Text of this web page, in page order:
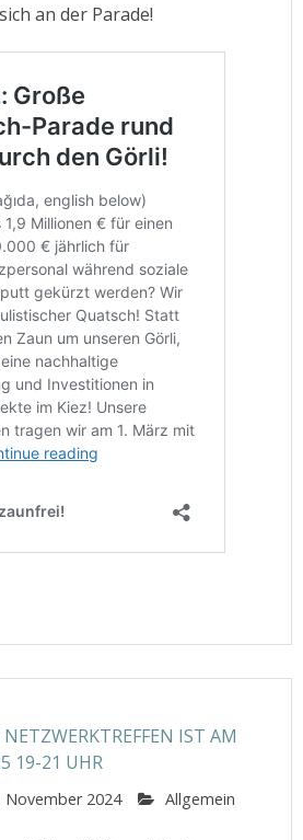
an der Parade!
IST AM
19-21 UHR
November 2024 Allgemein